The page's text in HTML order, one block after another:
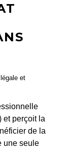
et
et perçoit la
de la
une seule